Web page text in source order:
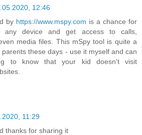
12:46
by https://www.mspy.com is a chance for
any device and get access to calls,
media files. This mSpy tool is quite a
these days - use it myself and can
to know that your kid doesn't visit
11:29
thanks for sharing it